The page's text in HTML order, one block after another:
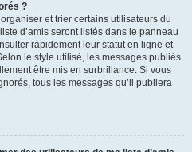
?
et trier certains utilisateurs du
d’amis seront listés dans le panneau
rapidement leur statut en ligne et
le style utilisé, les messages publiés
être mis en surbrillance. Si vous
tous les messages qu’il publiera